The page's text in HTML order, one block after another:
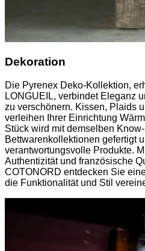
Dekoration
Die Pyrenex Deko-Kollektion,
LONGUEIL, verbindet Eleganz
zu verschönern. Kissen, Plaids
verleihen Ihrer Einrichtung
Stück wird mit demselben
Bettwarenkollektionen gefertigt
verantwortungsvolle Produkte.
Authentizität und französische
COTONORD entdecken Sie
die Funktionalität und Stil